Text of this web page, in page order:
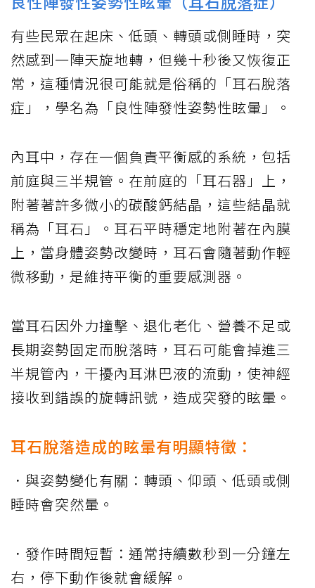
有些民眾在起床、低頭、轉頭或側睡時，突
然感到一陣天旋地轉，但幾十秒後又恢復正
常，這種情況很可能就是俗稱的「耳石脫落
症」，學名為「良性陣發性姿勢性眩暈」。
內耳中，存在一個負責平衡感的系統，包括
前庭與三半規管。在前庭的「耳石器」上，
附著著許多微小的碳酸鈣結晶，這些結晶就
稱為「耳石」。耳石平時穩定地附著在內膜
上，當身體姿勢改變時，耳石會隨著動作輕
微移動，是維持平衡的重要感測器。
當耳石因外力撞擊、退化老化、營養不足或
長期姿勢固定而脫落時，耳石可能會掉進三
半規管內，干擾內耳淋巴液的流動，使神經
接收到錯誤的旋轉訊號，造成突發的眩暈。
耳石脫落造成的眩暈有明顯特徵：
．與姿勢變化有關：轉頭、仰頭、低頭或側
睡時會突然暈。
．發作時間短暫：通常持續數秒到一分鐘左
右，停下動作後就會緩解。